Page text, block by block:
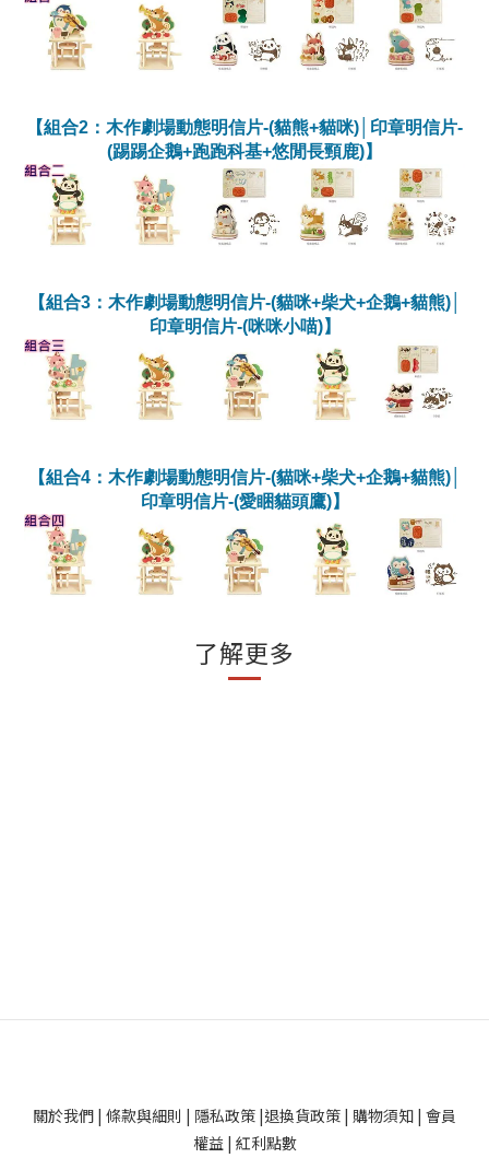
【組合2：木作劇場動態明信片-(貓熊+貓咪)│印章明信片-
(踢踢企鵝+跑跑科基+悠閒長頸鹿)】
【組合3：木作劇場動態明信片-(貓咪+柴犬+企鵝+貓熊)│
印章明信片-(咪咪小喵)】
【組合4：木作劇場動態明信片-(貓咪+柴犬+企鵝+貓熊)│
印章明信片-(愛睏貓頭鷹)】
了解更多
關於我們 | 條款與細則 | 隱私政策 |退換貨政策 | 購物須知 | 會員
權益 | 紅利點數